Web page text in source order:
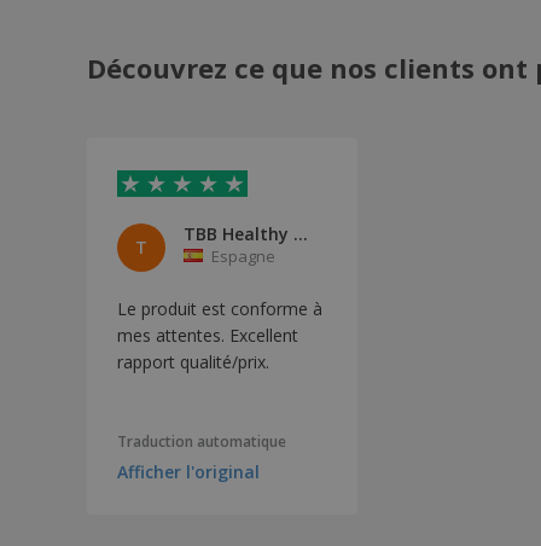
Découvrez ce que nos clients ont
T
TBB Healthy S.L.U.
Espagne
Le produit est conforme à
mes attentes. Excellent
rapport qualité/prix.
Traduction automatique
Afficher l'original